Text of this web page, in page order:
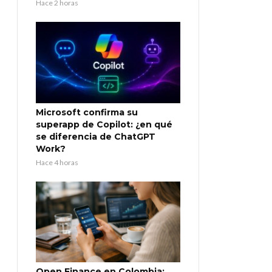
Hace 2 horas
Microsoft confirma su
superapp de Copilot: ¿en qué
se diferencia de ChatGPT
Work?
Hace 4 horas